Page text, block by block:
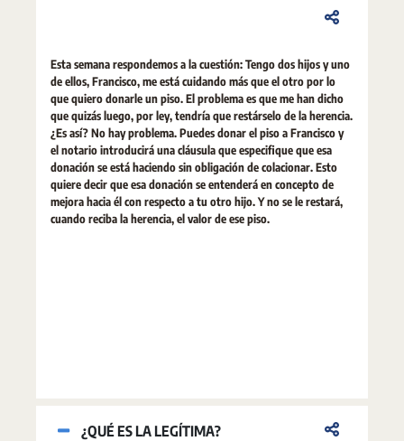
Esta semana respondemos a la cuestión: Tengo dos hijos y uno
de ellos, Francisco, me está cuidando más que el otro por lo
que quiero donarle un piso. El problema es que me han dicho
que quizás luego, por ley, tendría que restárselo de la herencia.
¿Es así? No hay problema. Puedes donar el piso a Francisco y
el notario introducirá una cláusula que especifique que esa
donación se está haciendo sin obligación de colacionar. Esto
quiere decir que esa donación se entenderá en concepto de
mejora hacia él con respecto a tu otro hijo. Y no se le restará,
cuando reciba la herencia, el valor de ese piso.
¿QUÉ ES LA LEGÍTIMA?